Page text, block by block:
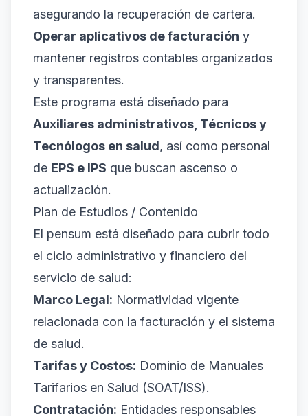
asegurando la recuperación de cartera.
Operar aplicativos de facturación y
mantener registros contables organizados
y transparentes.
Este programa está diseñado para
Auxiliares administrativos, Técnicos y
Tecnólogos en salud, así como personal
de EPS e IPS que buscan ascenso o
actualización.
Plan de Estudios / Contenido
El pensum está diseñado para cubrir todo
el ciclo administrativo y financiero del
servicio de salud:
Marco Legal: Normatividad vigente
relacionada con la facturación y el sistema
de salud.
Tarifas y Costos: Dominio de Manuales
Tarifarios en Salud (SOAT/ISS).
Contratación: Entidades responsables